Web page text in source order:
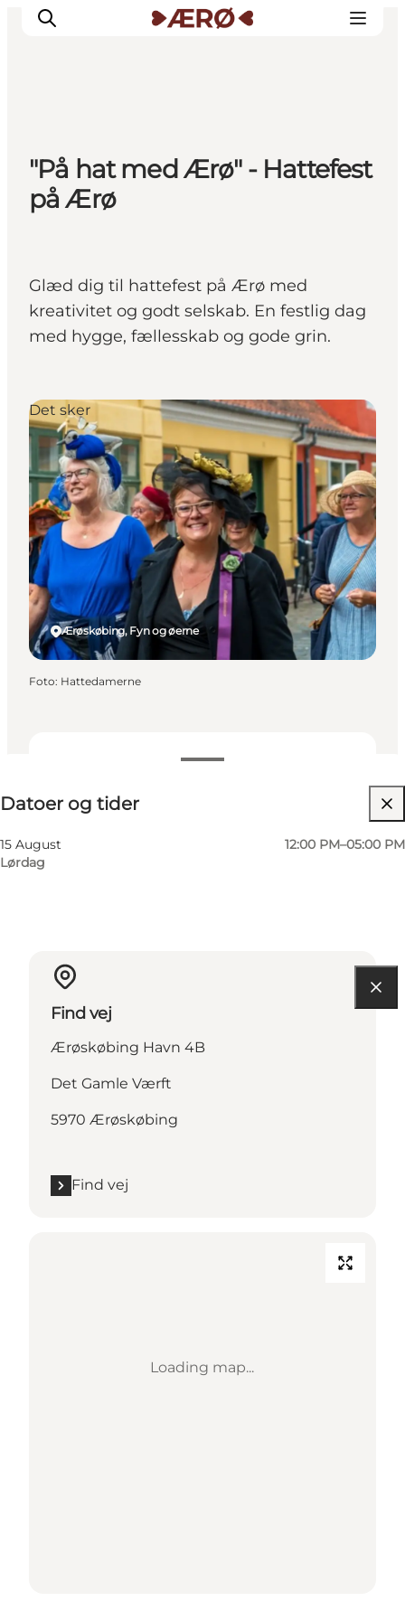
Overnatning
Spisesteder
Oplevelser
"På hat med Ærø" - Hattefest
på Ærø
Glæd dig til hattefest på Ærø med
kreativitet og godt selskab. En festlig dag
med hygge, fællesskab og gode grin.
Datoer og tider
15 August
Lørdag
12:00 PM–05:00 PM
Mig selv
Ærøskøbing, Fyn og øerne
Det sker
Foto: Hattedamerne
Find vej
Ærøskøbing Havn 4B
Det Gamle Værft
5970 Ærøskøbing
Find vej
Loading map...